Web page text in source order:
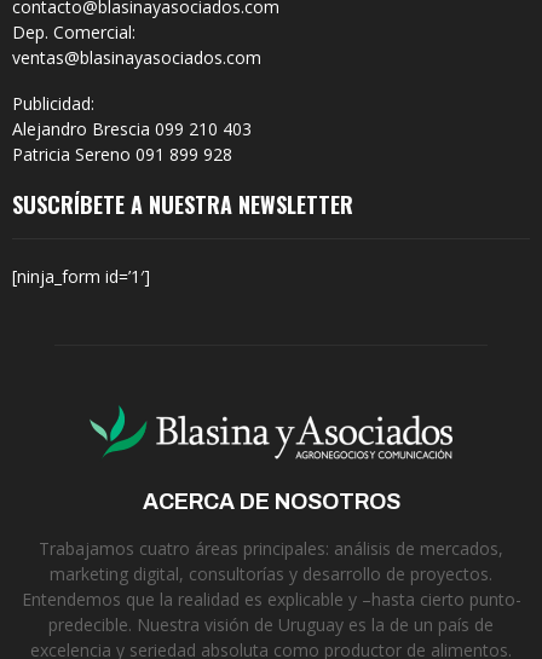
contacto@blasinayasociados.com
Dep. Comercial:
ventas@blasinayasociados.com
Publicidad:
Alejandro Brescia 099 210 403
Patricia Sereno 091 899 928
SUSCRÍBETE A NUESTRA NEWSLETTER
[ninja_form id=’1′]
ACERCA DE NOSOTROS
Trabajamos cuatro áreas principales: análisis de mercados,
marketing digital, consultorías y desarrollo de proyectos.
Entendemos que la realidad es explicable y –hasta cierto punto-
predecible. Nuestra visión de Uruguay es la de un país de
excelencia y seriedad absoluta como productor de alimentos.